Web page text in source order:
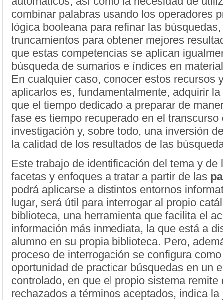
combinar palabras usando los operadores
lógica booleana para refinar las
truncamientos para obtener mejores
que estas competencias se aplican
búsqueda de sumarios e índices en
En cualquier caso, conocer estos recursos
aplicarlos es, fundamentalmente, adquirir
que el tiempo dedicado a preparar de
fase es tiempo recuperado en el transcurso
investigación y, sobre todo, una inversión
la calidad de los resultados de las
Este trabajo de identificación del tema y de
facetas y enfoques a tratar a partir de las
podrá aplicarse a distintos entornos
lugar, será útil para interrogar al propio
biblioteca, una herramienta que facilita el
información más inmediata, la que está a
alumno en su propia biblioteca. Pero,
proceso de interrogación se configura
oportunidad de practicar búsquedas en un
controlado, en que el propio sistema remite
rechazados a términos aceptados, indica la